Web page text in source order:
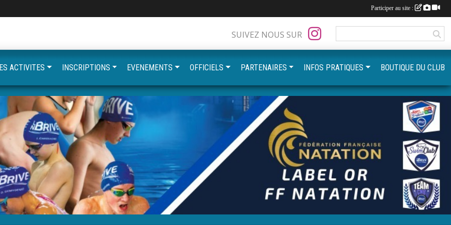
SUIVEZ NOUS SUR
ACTIVITES INSCRIPTIONS EVENEMENTS OFFICIELS PARTENAIRES INFOS PRATIQUES BOUTIQUE DU CLUB
Participer au site :